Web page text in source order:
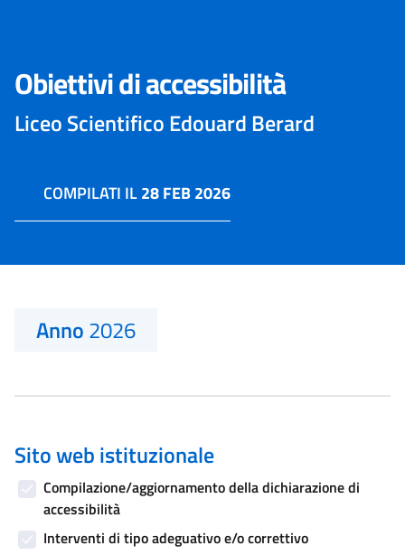
Obiettivi di accessibilità
Liceo Scientifico Edouard Berard
COMPILATI IL28 FEB 2026
Anno2026
Sito web istituzionale
Compilazione/aggiornamento della dichiarazione di
accessibilità
Interventi di tipo adeguativo e/o correttivo